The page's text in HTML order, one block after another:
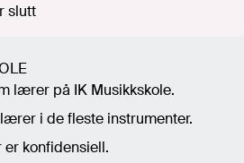
slutt
lærer på IK Musikkskole.
i de fleste instrumenter.
er konfidensiell.